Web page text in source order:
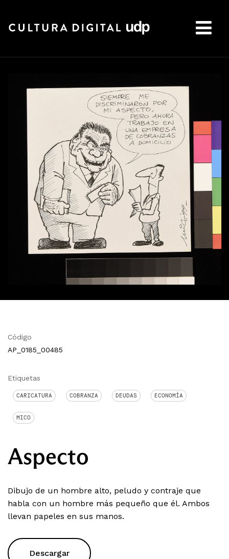
Código
AP_0185_00485
Etiquetas
CARICATURA COBRANZA DEUDAS ECONOMÍA
MICO
Aspecto
Dibujo de un hombre alto, peludo y contraje que
habla con un hombre más pequeño que él. Ambos
llevan papeles en sus manos.
Descargar